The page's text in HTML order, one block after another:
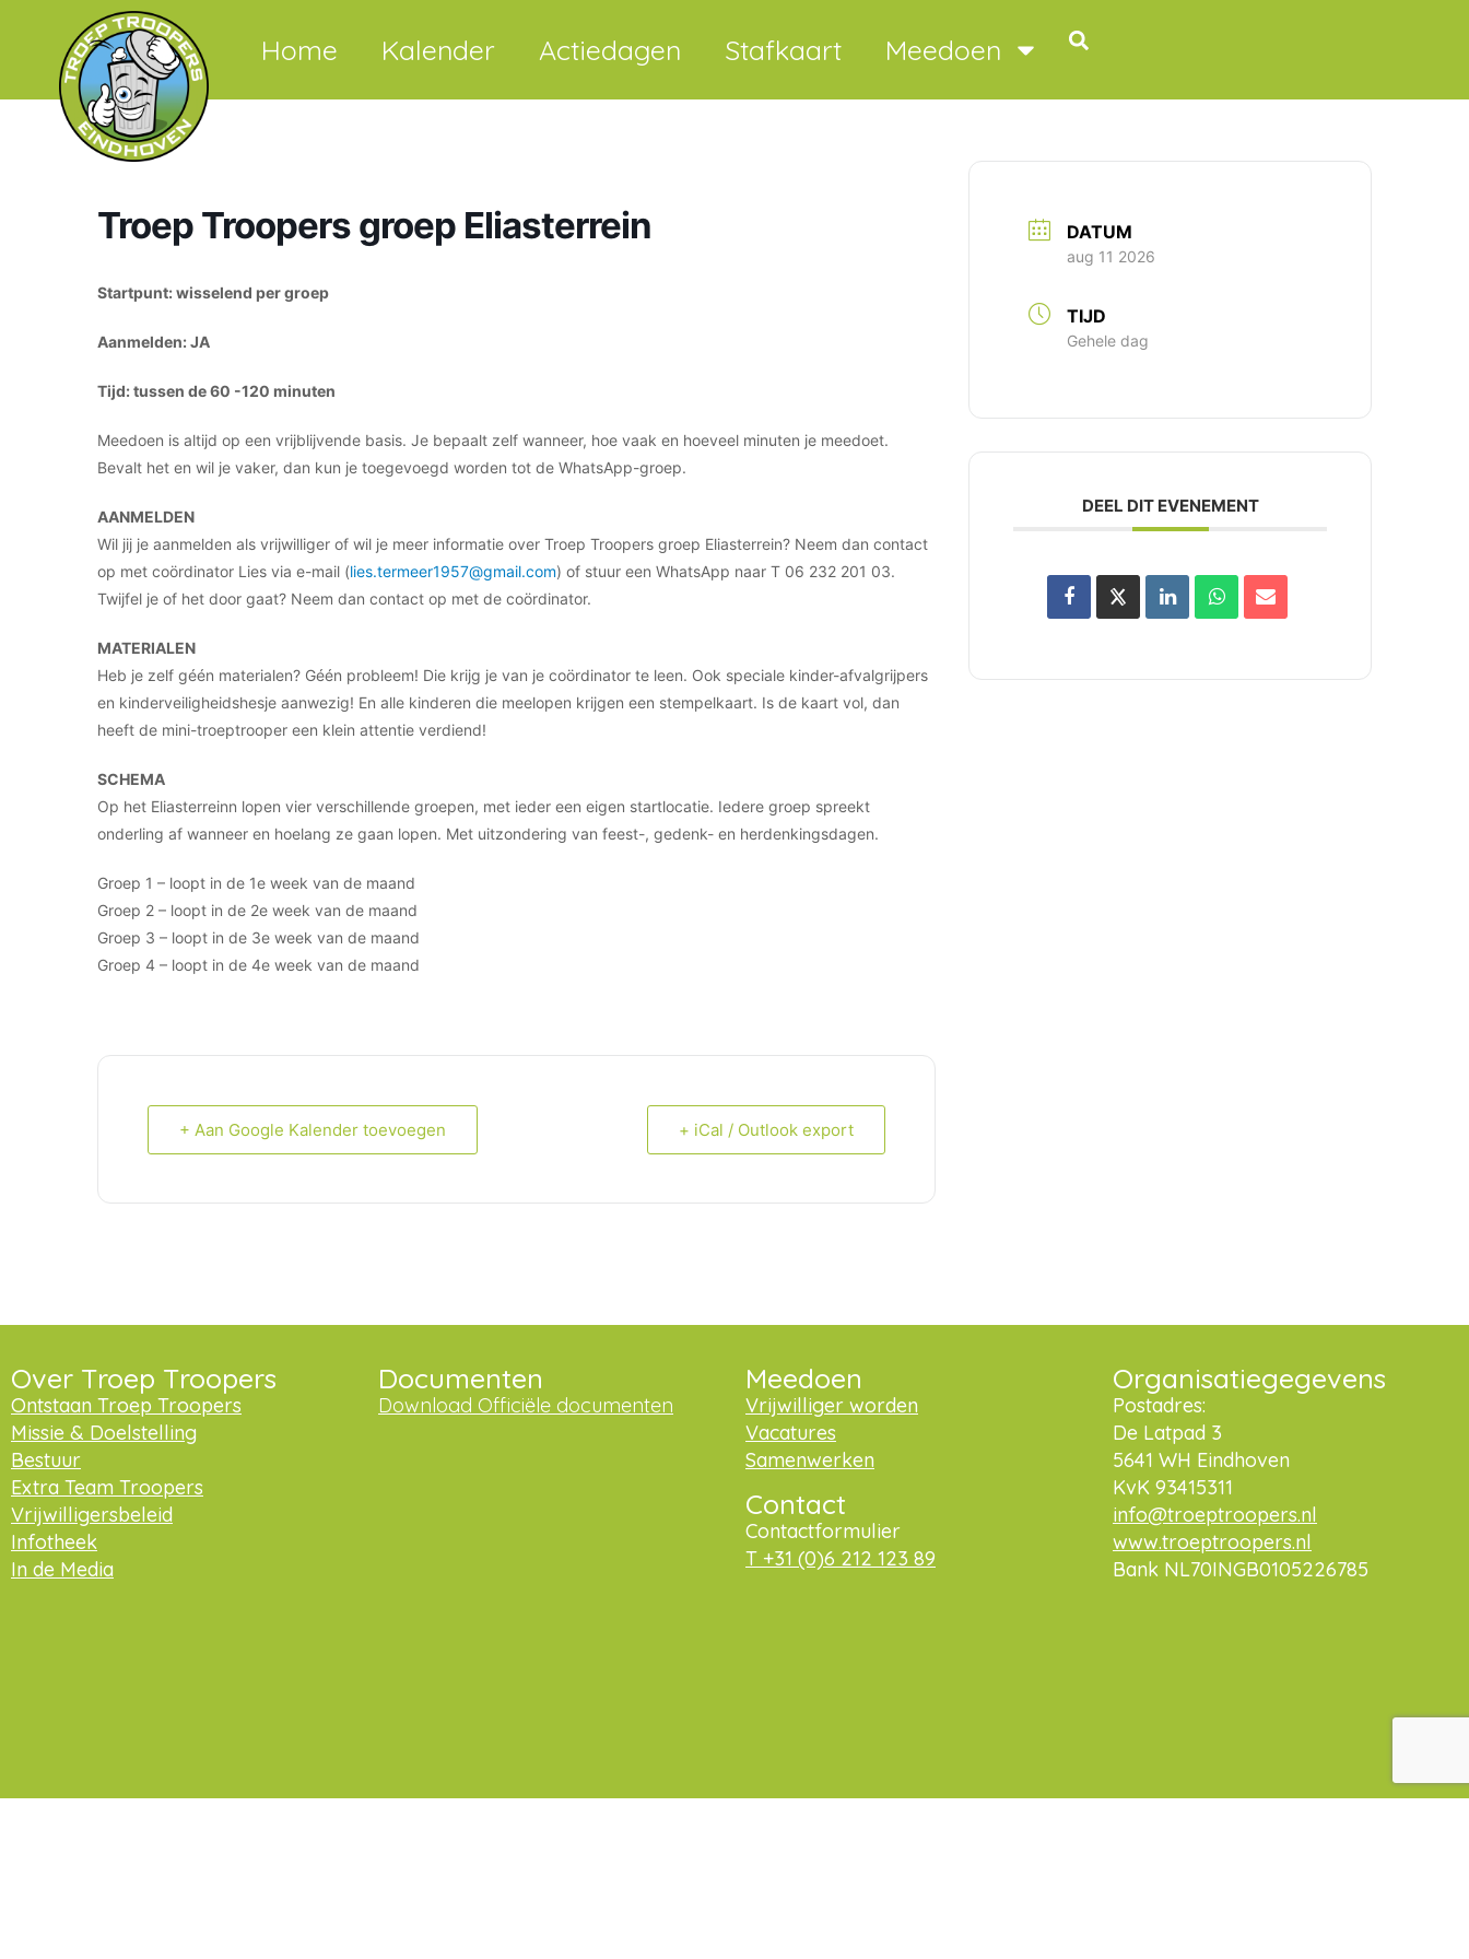
Home Kalender Actiedagen Stafkaart Meedoen
Troep Troopers groep Eliasterrein
Startpunt: wisselend per groep
Aanmelden: JA
Tijd: tussen de 60 -120 minuten
Meedoen is altijd op een vrijblijvende basis. Je bepaalt zelf wanneer, hoe vaak en hoeveel minuten je meedoet.
Bevalt het en wil je vaker, dan kun je toegevoegd worden tot de WhatsApp-groep.
AANMELDEN
Wil jij je aanmelden als vrijwilliger of wil je meer informatie over Troep Troopers groep Eliasterrein? Neem dan contact
op met coördinator Lies via e-mail (lies.termeer1957@gmail.com) of stuur een WhatsApp naar T 06 232 201 03.
Twijfel je of het door gaat? Neem dan contact op met de coördinator.
MATERIALEN
Heb je zelf géén materialen? Géén probleem! Die krijg je van je coördinator te leen. Ook speciale kinder-afvalgrijpers
en kinderveiligheidshesje aanwezig! En alle kinderen die meelopen krijgen een stempelkaart. Is de kaart vol, dan
heeft de mini-troeptrooper een klein attentie verdiend!
SCHEMA
Op het Eliasterreinn lopen vier verschillende groepen, met ieder een eigen startlocatie. Iedere groep spreekt
onderling af wanneer en hoelang ze gaan lopen. Met uitzondering van feest-, gedenk- en herdenkingsdagen.
Groep 1 – loopt in de 1e week van de maand
Groep 2 – loopt in de 2e week van de maand
Groep 3 – loopt in de 3e week van de maand
Groep 4 – loopt in de 4e week van de maand
+ Aan Google Kalender toevoegen + iCal / Outlook export
DATUM
aug 11 2026
TIJD
Gehele dag
DEEL DIT EVENEMENT
Over Troep Troopers
Ontstaan Troep Troopers
Missie & Doelstelling
Bestuur
Extra Team Troopers
Vrijwilligersbeleid
Infotheek
In de Media
Documenten
Download Officiële documenten
Meedoen
Vrijwilliger worden
Vacatures
Samenwerken
Contact
Contactformulier
T +31 (0)6 212 123 89
Organisatiegegevens
Postadres:
De Latpad 3
5641 WH Eindhoven
KvK 93415311
info@troeptroopers.nl
www.troeptroopers.nl
Bank NL70INGB0105226785